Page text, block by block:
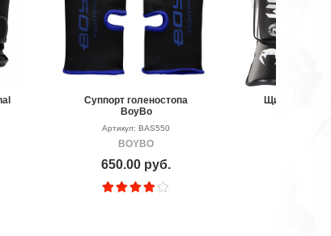
Суппорт голеностопа
BoyBo
Артикул: BAS550
BOYBO
650.00 руб.
Щитки